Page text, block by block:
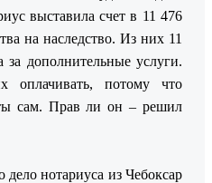
выставила счет в 11 476
на наследство. Из них 11
за дополнительные услуги.
оплачивать, потому что
сам. Прав ли он – решил
нотариуса из Чебоксар